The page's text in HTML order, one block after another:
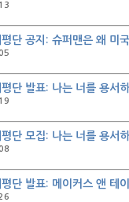
평단 공지: 슈퍼맨은 왜 미
평단 발표: 나는 너를 용서
평단 모집: 나는 너를 용서
평단 발표: 메이커스 앤 테